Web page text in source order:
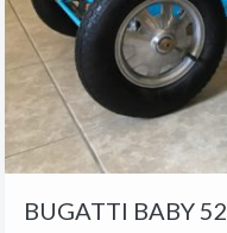
BUGATTI BABY 52